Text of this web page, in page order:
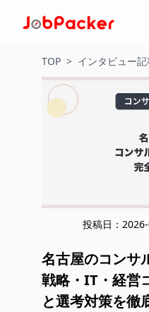
TOP > インタビュー
投稿日：
名古屋のコンサ
戦略・IT・経営
と選考対策を徹